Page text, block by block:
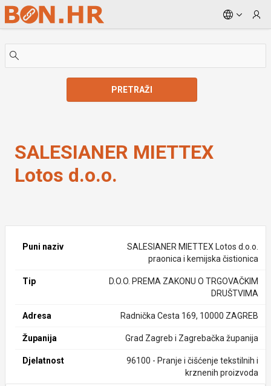
Skip to Main Content
PRETRAŽI
SALESIANER MIETTEX
Lotos d.o.o.
Puni naziv
SALESIANER MIETTEX Lotos d.o.o.
praonica i kemijska čistionica
Tip
D.O.O. PREMA ZAKONU O TRGOVAČKIM
DRUŠTVIMA
Adresa Radnička Cesta 169, 10000 ZAGREB
Županija Grad Zagreb i Zagrebačka županija
Djelatnost
96100 - Pranje i čišćenje tekstilnih i
krznenih proizvoda